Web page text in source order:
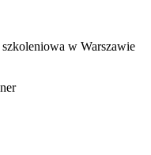
w Warszawie